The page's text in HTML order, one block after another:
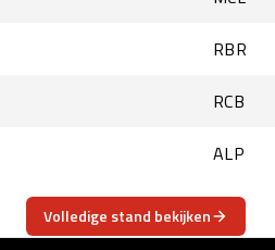
RBR
RCB
ALP
Volledige stand bekijken